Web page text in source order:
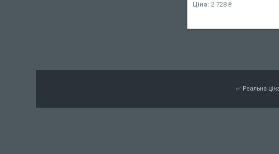
Ціна: 2 728 ₴